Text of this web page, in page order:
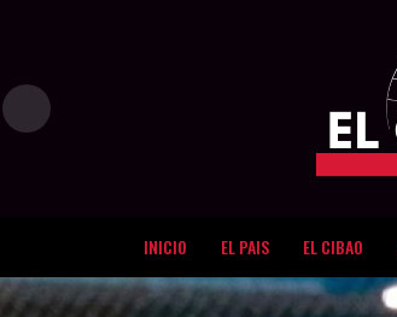
INICIO EL PAIS EL CIBAO